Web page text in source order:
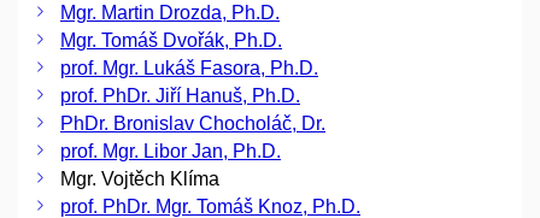
Mgr. Martin Drozda, Ph.D.
Mgr. Tomáš Dvořák, Ph.D.
prof. Mgr. Lukáš Fasora, Ph.D.
prof. PhDr. Jiří Hanuš, Ph.D.
PhDr. Bronislav Chocholáč, Dr.
prof. Mgr. Libor Jan, Ph.D.
Mgr. Vojtěch Klíma
prof. PhDr. Mgr. Tomáš Knoz, Ph.D.